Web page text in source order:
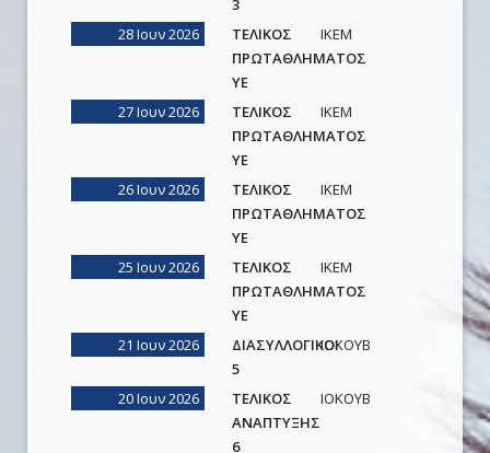
3
28 Ιουν 2026
ΤΕΛΙΚΟΣ
ΠΡΩΤΑΘΛΗΜΑΤΟΣ
ΥΕ
ΙΚΕΜ
27 Ιουν 2026
ΤΕΛΙΚΟΣ
ΠΡΩΤΑΘΛΗΜΑΤΟΣ
ΥΕ
ΙΚΕΜ
26 Ιουν 2026
ΤΕΛΙΚΟΣ
ΠΡΩΤΑΘΛΗΜΑΤΟΣ
ΥΕ
ΙΚΕΜ
25 Ιουν 2026
ΤΕΛΙΚΟΣ
ΠΡΩΤΑΘΛΗΜΑΤΟΣ
ΥΕ
ΙΚΕΜ
21 Ιουν 2026
ΔΙΑΣΥΛΛΟΓΙΚΟΙ
5
IOKOYB
20 Ιουν 2026
ΤΕΛΙΚΟΣ
ΑΝΑΠΤΥΞΗΣ
6
ΙΟΚΟΥΒ